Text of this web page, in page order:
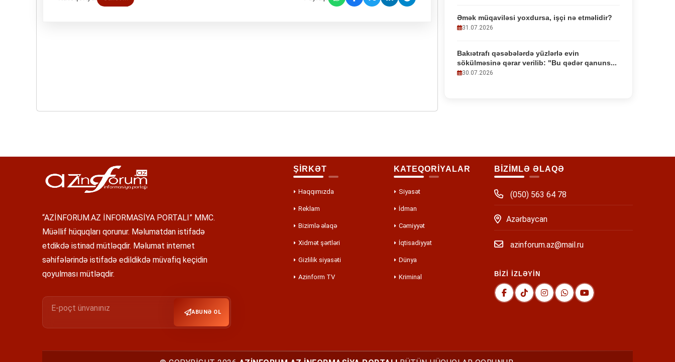
Əmək müqaviləsi yoxdursa, işçi nə etməlidir?
31.07.2026
Bakıətrafı qəsəbələrdə yüzlərlə evin
sökülməsinə qərar verilib: "Bu qədər qanuns...
30.07.2026
“AZİNFORUM.AZ İNFORMASİYA PORTALI” MMC.
Müəllif hüquqları qorunur. Məlumatdan istifadə
etdikdə istinad mütləqdir. Məlumat internet
səhifələrində istifadə edildikdə müvafiq keçidin
qoyulması mütləqdir.
ABUNƏ OL
ŞİRKƏT
Haqqımızda
Reklam
Bizimlə əlaqə
Xidmət şərtləri
Gizlilik siyasəti
Azinform TV
KATEQORİYALAR
Siyasət
İdman
Cəmiyyət
İqtisadiyyat
Dünya
Kriminal
BİZİMLƏ ƏLAQƏ
(050) 563 64 78
Azərbaycan
azinforum.az@mail.ru
BİZİ İZLƏYİN